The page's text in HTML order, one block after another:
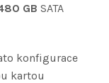
GB SATA
konfigurace
kartou